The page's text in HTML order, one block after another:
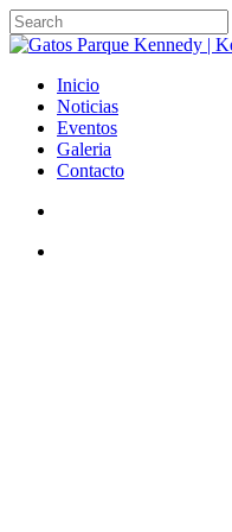
Skip
to
content
Close
search
Menu
Inicio
Noticias
Eventos
Galeria
Contacto